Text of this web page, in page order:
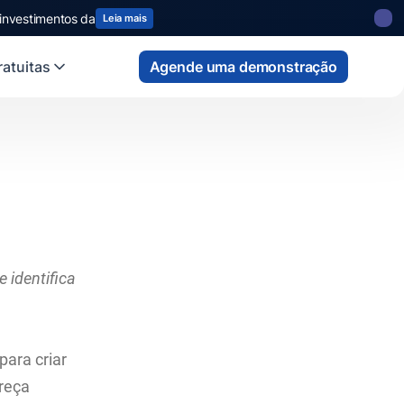
da Leia mais
Agende uma demonstração
identifica
criar